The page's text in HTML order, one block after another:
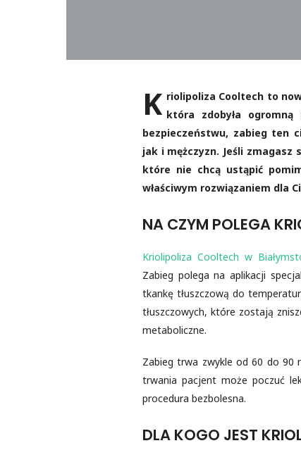
K riolipoliza Cooltech to
która zdobyła
bezpieczeństwu, zabieg ten
jak i mężczyzn. Jeśli zmagasz
które nie chcą ustąpić
właściwym rozwiązaniem dla
NA CZYM POLEGA
Kriolipoliza Cooltech w
Zabieg polega na aplikacji
tkankę tłuszczową do
tłuszczowych, które zostają
metaboliczne.
Zabieg trwa zwykle od 60 do 90
trwania pacjent może poczuć
procedura bezbolesna.
DLA KOGO JEST